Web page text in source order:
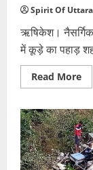
Spirit Of
ऋषिकेश।
में कूड़े का पहाड़
Read More
की
में
भी